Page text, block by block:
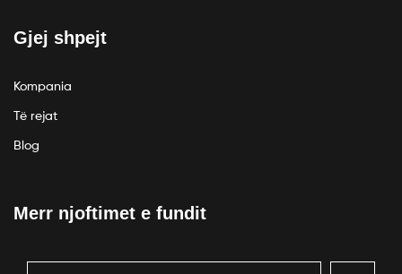
Gjej shpejt
Kompania
Të rejat
Blog
Merr njoftimet e fundit